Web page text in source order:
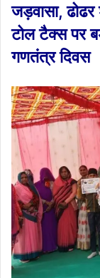
जड़वासा,
टोल टैक्स पर
गणतंत्र दिवस